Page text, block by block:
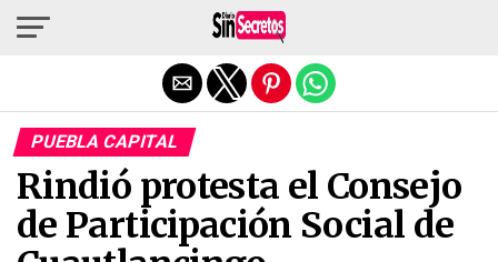
PUEBLA CAPITAL
Rindió protesta el Consejo
de Participación Social de
Salir de la versión móvil